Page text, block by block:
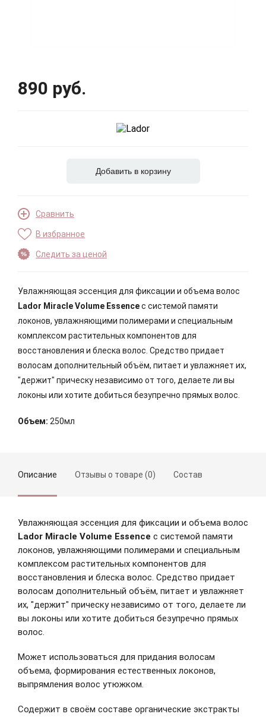
890 руб.
Добавить в корзину
Сравнить
В избранное
Следить за ценой
Увлажняющая эссенция для фиксации и объема волос
Lador Miracle Volume Essencec системой памяти
локонов, увлажняющими полимерами и специальным
комплексом растительных компонентов для
восстановления и блеска волос. Средство придает
волосам дополнительный объём, питает и увлажняет их,
"держит" прическу независимо от того, делаете ли вы
локоны или хотите добиться безупречно прямых волос.
Объем: 250мл
Описание Отзывы о товаре (0) Состав
Увлажняющая эссенция для фиксации и объема волос
Lador Miracle Volume Essence c системой памяти
локонов, увлажняющими полимерами и специальным
комплексом растительных компонентов для
восстановления и блеска волос. Средство придает
волосам дополнительный объём, питает и увлажняет
их, "держит" прическу независимо от того, делаете ли
вы локоны или хотите добиться безупречно прямых
волос.
Может использоваться для придания волосам
объема, формирования естественных локонов,
выпрямления волос утюжком.
Содержит в своём составе органические экстракты
Зарегистрироваться